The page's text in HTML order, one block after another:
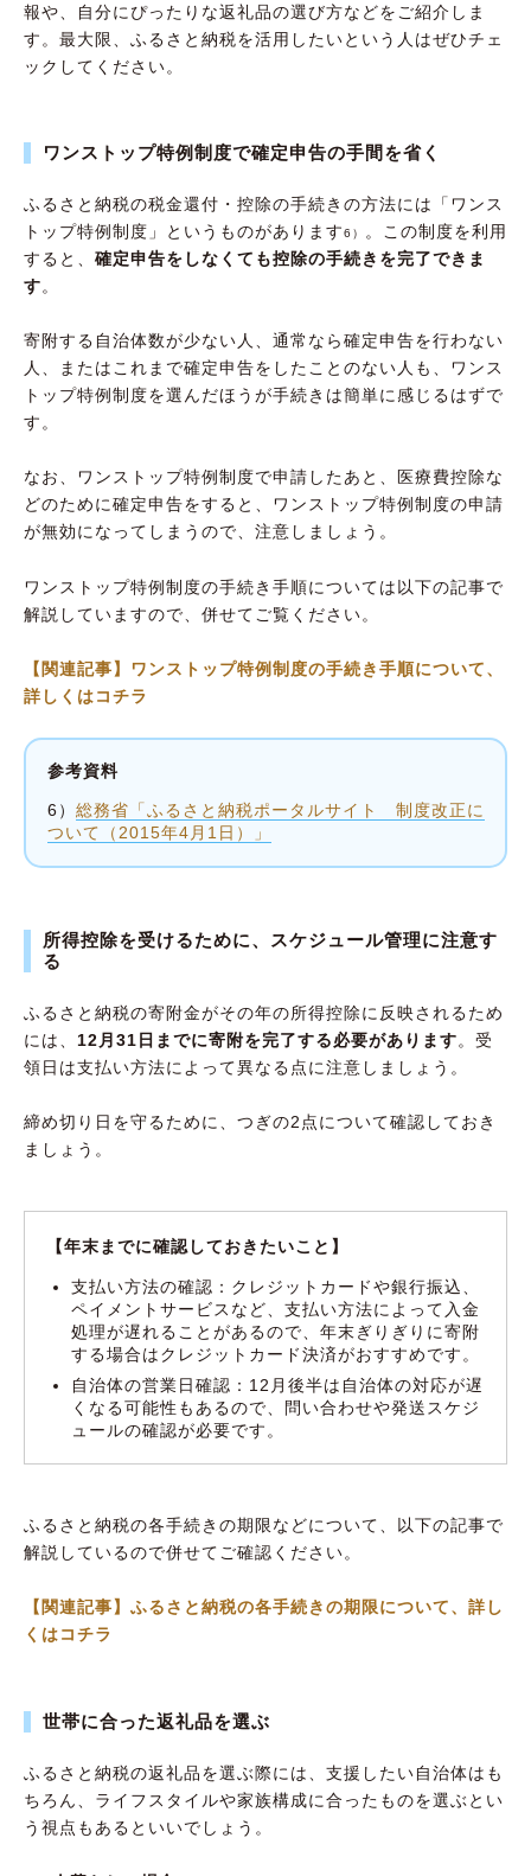
報や、自分にぴったりな返礼品の選び方などをご紹介しま
す。最大限、ふるさと納税を活用したいという人はぜひチェ
ックしてください。
ワンストップ特例制度で確定申告の手間を省く
ふるさと納税の税金還付・控除の手続きの方法には「ワンス
トップ特例制度」というものがあります6） 。この制度を利用
すると、 確定申告をしなくても控除の手続きを完了できま
す。
寄附する自治体数が少ない人、通常なら確定申告を行わない
人、またはこれまで確定申告をしたことのない人も、ワンス
トップ特例制度を選んだほうが手続きは簡単に感じるはずで
す。
なお、ワンストップ特例制度で申請したあと、医療費控除な
どのために確定申告をすると、ワンストップ特例制度の申請
が無効になってしまうので、注意しましょう。
ワンストップ特例制度の手続き手順については以下の記事で
解説していますので、併せてご覧ください。
【関連記事】ワンストップ特例制度の手続き手順について、
詳しくはコチラ
参考資料
6） 総務省「ふるさと納税ポータルサイト 制度改正に
ついて（2015年4月1日）」
所得控除を受けるために、スケジュール管理に注意す
る
ふるさと納税の寄附金がその年の所得控除に反映されるため
には、 12月31日までに寄附を完了する必要があります。受
領日は支払い方法によって異なる点に注意しましょう。
締め切り日を守るために、つぎの2点について確認しておき
ましょう。
【年末までに確認しておきたいこと】
支払い方法の確認：クレジットカードや銀行振込、
ペイメントサービスなど、支払い方法によって入金
処理が遅れることがあるので、年末ぎりぎりに寄附
する場合はクレジットカード決済がおすすめです。
自治体の営業日確認：12月後半は自治体の対応が遅
くなる可能性もあるので、問い合わせや発送スケジ
ュールの確認が必要です。
ふるさと納税の各手続きの期限などについて、以下の記事で
解説しているので併せてご確認ください。
【関連記事】ふるさと納税の各手続きの期限について、詳し
くはコチラ
世帯に合った返礼品を選ぶ
ふるさと納税の返礼品を選ぶ際には、支援したい自治体はも
ちろん、ライフスタイルや家族構成に合ったものを選ぶとい
う視点もあるといいでしょう。